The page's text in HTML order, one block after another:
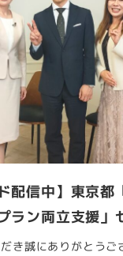
配信中】東京都
ラン両立支援」
き誠にありがとうご